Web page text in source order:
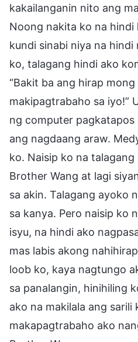
kakailanganin nito ang
Noong nakita ko na
kundi sinabi niya na hindi
ko, talagang hindi ako
“Bakit ba ang hirap
makipagtrabaho sa iyo!”
ng computer pagkatapos
ang nagdaang araw.
ko. Naisip ko na talagang
Brother Wang at lagi
sa akin. Talagang ayoko
sa kanya. Pero naisip ko
isyu, na hindi ako
mas labis akong
loob ko, kaya nagtungo
sa panalangin, hinihiling
ako na makilala ang sarili
makapagtrabaho ako